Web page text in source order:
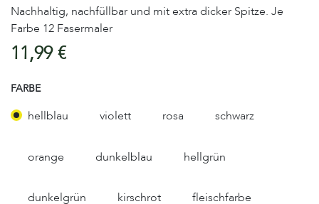
Nachhaltig, nachfüllbar und mit extra dicker Spitze. Je
Farbe 12 Fasermaler
11,99€
FARBE
hellblau violett rosa schwarz
orange dunkelblau hellgrün
dunkelgrün kirschrot fleischfarbe